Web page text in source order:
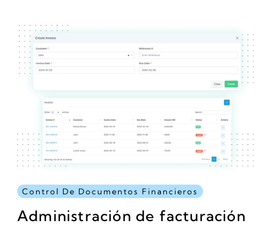
Control De Documentos Financieros
Administración de facturación